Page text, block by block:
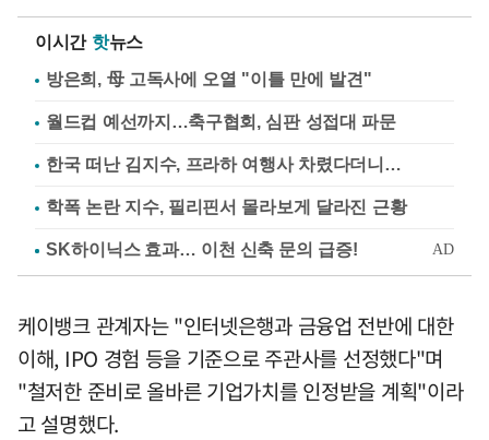
이시간 핫뉴스
방은희, 母 고독사에 오열 "이틀 만에 발견"
월드컵 예선까지…축구협회, 심판 성접대 파문
한국 떠난 김지수, 프라하 여행사 차렸다더니…
학폭 논란 지수, 필리핀서 몰라보게 달라진 근황
케이뱅크 관계자는 "인터넷은행과 금융업 전반에 대한
이해, IPO 경험 등을 기준으로 주관사를 선정했다"며
"철저한 준비로 올바른 기업가치를 인정받을 계획"이라
고 설명했다.